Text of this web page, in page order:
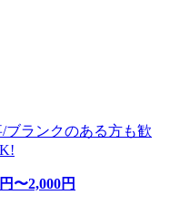
ブランクのある方も歓
円〜2,000円